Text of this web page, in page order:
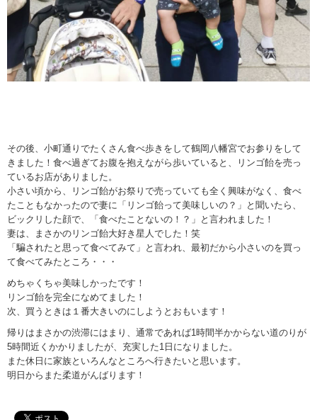
その後、小町通りでたくさん食べ歩きをして鶴岡八幡宮でお参りをして
きました！食べ過ぎてお腹を抱えながら歩いていると、リンゴ飴を売っ
ているお店がありました。
小さい頃から、リンゴ飴がお祭りで売っていても全く興味がなく、食べ
たこともなかったので妻に「リンゴ飴って美味しいの？」と聞いたら、
ビックリした顔で、「食べたことないの！？」と言われました！
妻は、まさかのリンゴ飴大好き星人でした！笑
「騙されたと思って食べてみて」と言われ、最初だから小さいのを買っ
て食べてみたところ・・・
めちゃくちゃ美味しかったです！
リンゴ飴を完全になめてました！
次、買うときは１番大きいのにしようとおもいます！
帰りはまさかの渋滞にはまり、通常であれば1時間半かからない道のりが
5時間近くかかりましたが、充実した1日になりました。
また休日に家族といろんなところへ行きたいと思います。
明日からまた柔道がんばります！